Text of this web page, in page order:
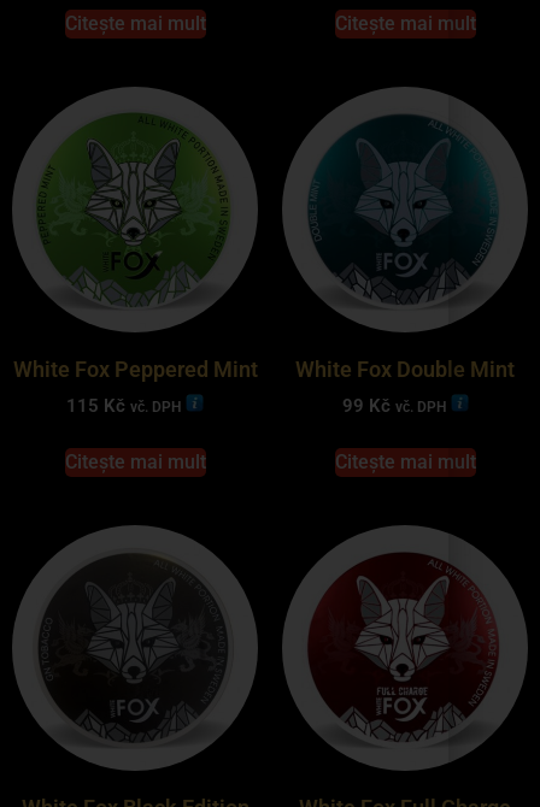
Citește mai mult Citește mai mult
White Fox Peppered Mint
115 Kč vč. DPH
Citește mai mult
White Fox Double Mint
99 Kč vč. DPH
Citește mai mult